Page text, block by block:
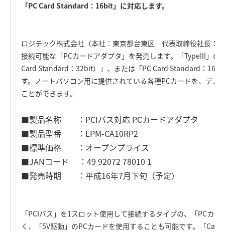
「PC Card Standard：16bit」に対応します。
ロジテック株式会社（本社：東京都台東区 代表取締役社長：
接続可能な「PCカードアダプタ」を発売します。「TypeIII」
Card Standard：32bit）」、または「PC Card Standard：
す。ノートパソコン用に提供されている各種PCカードを、デ
ことができます。
■製品名称 ：PCIバス対応 PCカードアダプタ
■製品型番 ：LPM-CA10RP2
■標準価格 ：オープンプライス
■JANコード ：49 92072 78010 1
■発売時期 ：平成16年7月下旬（予定）
「PCIバス」を1スロット使用して接続するタイプの、「PCカ
く、「5V駆動」のPCカードを使用することも可能です。「